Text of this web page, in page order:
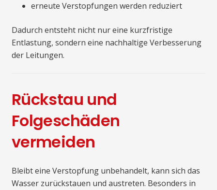
erneute Verstopfungen werden reduziert
Dadurch entsteht nicht nur eine kurzfristige
Entlastung, sondern eine nachhaltige Verbesserung
der Leitungen.
Rückstau und
Folgeschäden
vermeiden
Bleibt eine Verstopfung unbehandelt, kann sich das
Wasser zurückstauen und austreten. Besonders in